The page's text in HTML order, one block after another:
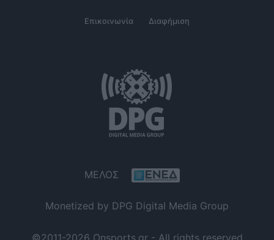
Επικοινωνία Διαφήμιση
ΜΕΛΟΣ
Monetized by DPG Digital Media Group
©2011-2026 Onsports.gr - All rights reserved